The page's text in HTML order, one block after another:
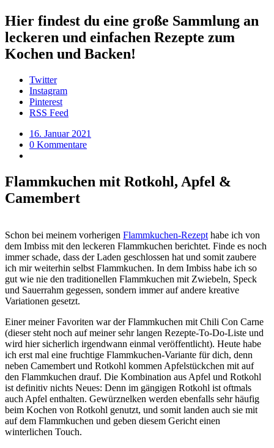
Hier findest du eine große Sammlung an
leckeren und einfachen Rezepte zum
Kochen und Backen!
Twitter
Instagram
Pinterest
RSS Feed
16. Januar 2021
0 Kommentare
Flammkuchen mit Rotkohl, Apfel &
Camembert
Schon bei meinem vorherigen Flammkuchen-Rezept habe ich von
dem Imbiss mit den leckeren Flammkuchen berichtet. Finde es noch
immer schade, dass der Laden geschlossen hat und somit zaubere
ich mir weiterhin selbst Flammkuchen. In dem Imbiss habe ich so
gut wie nie den traditionellen Flammkuchen mit Zwiebeln, Speck
und Sauerrahm gegessen, sondern immer auf andere kreative
Variationen gesetzt.
Einer meiner Favoriten war der Flammkuchen mit Chili Con Carne
(dieser steht noch auf meiner sehr langen Rezepte-To-Do-Liste und
wird hier sicherlich irgendwann einmal veröffentlicht). Heute habe
ich erst mal eine fruchtige Flammkuchen-Variante für dich, denn
neben Camembert und Rotkohl kommen Apfelstückchen mit auf
den Flammkuchen drauf. Die Kombination aus Apfel und Rotkohl
ist definitiv nichts Neues: Denn im gängigen Rotkohl ist oftmals
auch Apfel enthalten. Gewürznelken werden ebenfalls sehr häufig
beim Kochen von Rotkohl genutzt, und somit landen auch sie mit
auf dem Flammkuchen und geben diesem Gericht einen
winterlichen Touch.